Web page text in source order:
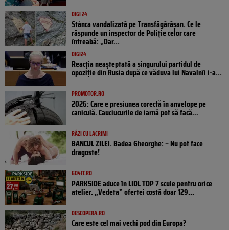
DIGI 24
Stânca vandalizată pe Transfăgărășan. Ce le
răspunde un inspector de Poliție celor care
întreabă: „Dar...
DIGI24
Reacția neașteptată a singurului partidul de
opoziţie din Rusia după ce văduva lui Navalnîi i-a...
PROMOTOR.RO
2026: Care e presiunea corectă în anvelope pe
caniculă. Cauciucurile de iarnă pot să facă...
RÂZI CU LACRIMI
BANCUL ZILEI. Badea Gheorghe: – Nu pot face
dragoste!
GO4IT.RO
PARKSIDE aduce în LIDL TOP 7 scule pentru orice
atelier. „Vedeta” ofertei costă doar 129...
DESCOPERA.RO
Care este cel mai vechi pod din Europa?